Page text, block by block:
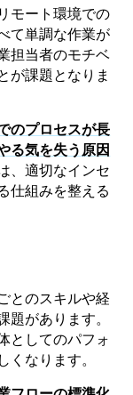
モート環境での
て単調な作業が
担当者のモチベ
が課題となりま
のプロセスが長
る気を失う原因
、適切なインセ
仕組みを整える
とのスキルや経
題があります。
としてのパフォ
くなります。